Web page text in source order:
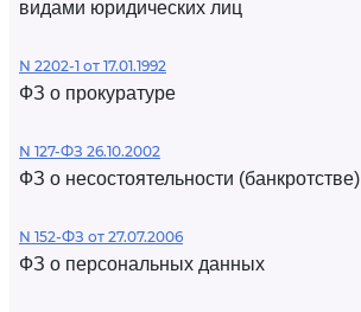
видами юридических лиц
N 2202-1 от 17.01.1992
ФЗ о прокуратуре
N 127-ФЗ 26.10.2002
ФЗ о несостоятельности (банкротстве)
N 152-ФЗ от 27.07.2006
ФЗ о персональных данных